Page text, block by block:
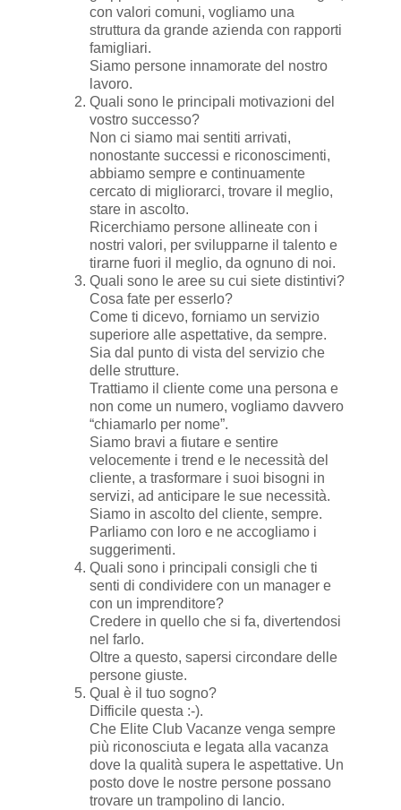
con valori comuni, vogliamo una
struttura da grande azienda con rapporti
famigliari.
Siamo persone innamorate del nostro
lavoro.
Quali sono le principali motivazioni del
vostro successo?
Non ci siamo mai sentiti arrivati,
nonostante successi e riconoscimenti,
abbiamo sempre e continuamente
cercato di migliorarci, trovare il meglio,
stare in ascolto.
Ricerchiamo persone allineate con i
nostri valori, per svilupparne il talento e
tirarne fuori il meglio, da ognuno di noi.
Quali sono le aree su cui siete distintivi?
Cosa fate per esserlo?
Come ti dicevo, forniamo un servizio
superiore alle aspettative, da sempre.
Sia dal punto di vista del servizio che
delle strutture.
Trattiamo il cliente come una persona e
non come un numero, vogliamo davvero
“chiamarlo per nome”.
Siamo bravi a fiutare e sentire
velocemente i trend e le necessità del
cliente, a trasformare i suoi bisogni in
servizi, ad anticipare le sue necessità.
Siamo in ascolto del cliente, sempre.
Parliamo con loro e ne accogliamo i
suggerimenti.
Quali sono i principali consigli che ti
senti di condividere con un manager e
con un imprenditore?
Credere in quello che si fa, divertendosi
nel farlo.
Oltre a questo, sapersi circondare delle
persone giuste.
Qual è il tuo sogno?
Difficile questa :-).
Che Elite Club Vacanze venga sempre
più riconosciuta e legata alla vacanza
dove la qualità supera le aspettative. Un
posto dove le nostre persone possano
trovare un trampolino di lancio.